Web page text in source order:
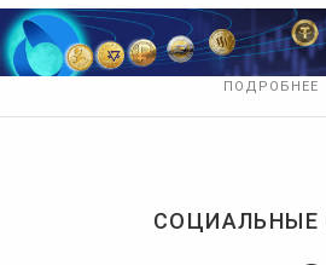
ПОДРОБНЕЕ
СОЦИАЛЬНЫЕ